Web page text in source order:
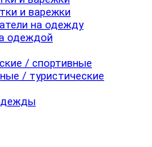
и варежки
на одежду
одеждой
/ спортивные
/ туристические